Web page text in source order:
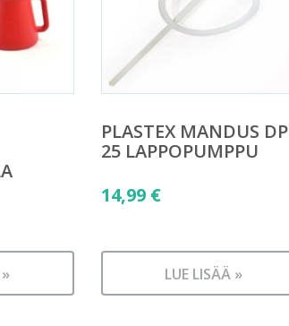
PLASTEX MANDUS DP
25 LAPPOPUMPPU
14,99 €
LUE LISÄÄ »